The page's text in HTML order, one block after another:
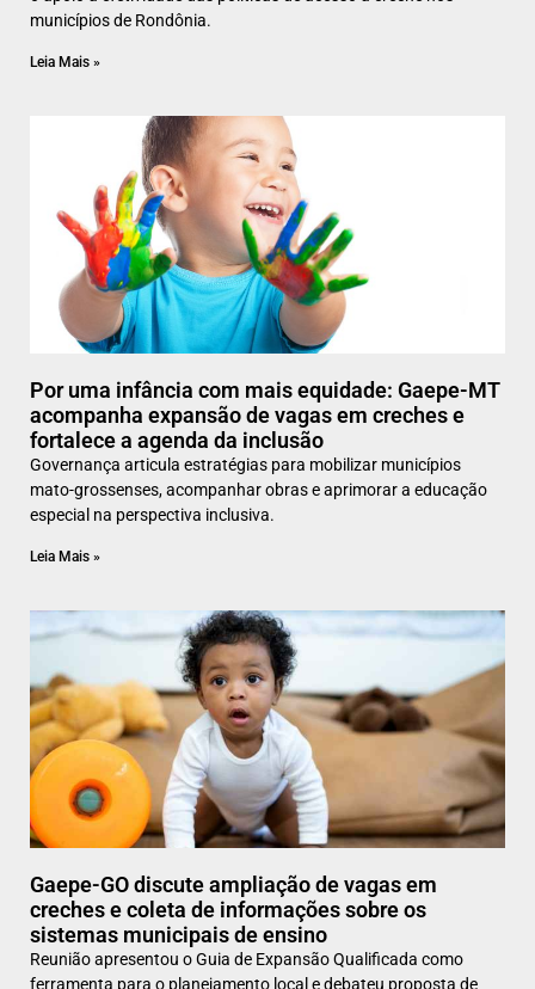
municípios de Rondônia.
Leia Mais »
Por uma infância com mais equidade: Gaepe-MT
acompanha expansão de vagas em creches e
fortalece a agenda da inclusão
Governança articula estratégias para mobilizar municípios
mato-grossenses, acompanhar obras e aprimorar a educação
especial na perspectiva inclusiva.
Leia Mais »
Gaepe-GO discute ampliação de vagas em
creches e coleta de informações sobre os
sistemas municipais de ensino
Reunião apresentou o Guia de Expansão Qualificada como
ferramenta para o planejamento local e debateu proposta de